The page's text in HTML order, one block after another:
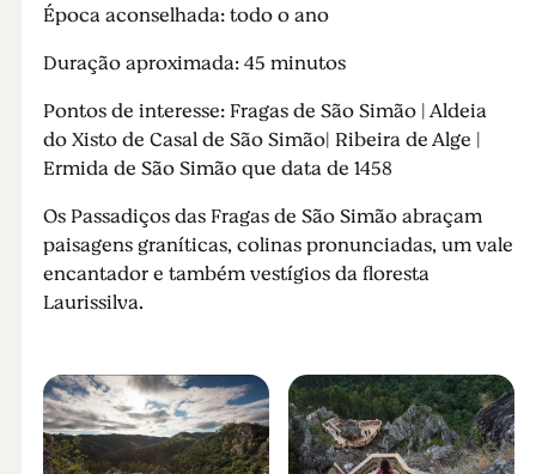
Época aconselhada: todo o ano
Duração aproximada: 45 minutos
Pontos de interesse: Fragas de São Simão | Aldeia
do Xisto de Casal de São Simão| Ribeira de Alge |
Ermida de São Simão que data de 1458
Os Passadiços das Fragas de São Simão abraçam
paisagens graníticas, colinas pronunciadas, um vale
encantador e também vestígios da floresta
Laurissilva.